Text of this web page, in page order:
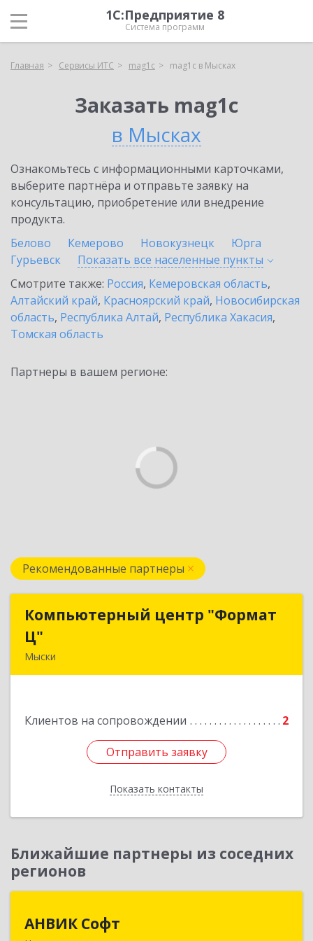
1С:Предприятие 8
Система программ
Главная Сервисы ИТС mag1c mag1c в Мысках
Заказать mag1c
в Мысках
Ознакомьтесь с информационными карточками,
выберите партнёра и отправьте заявку на
консультацию, приобретение или внедрение
продукта.
Белово
Кемерово Новокузнецк
Юрга
Гурьевск
Показать все населенные пункты
Смотрите также: Россия, Кемеровская область,
Алтайский край, Красноярский край, Новосибирская
область, Республика Алтай, Республика Хакасия,
Томская область
Партнеры в вашем регионе:
Рекомендованные партнеры
Компьютерный центр "Формат
Ц"
Мыски
Клиентов на сопровождении 2
Отправить заявку
Показать контакты
Компьютерный центр "Формат
Подробнее
Отправить заявку
Назад
Ближайшие партнеры из соседних
регионов
АНВИК Софт